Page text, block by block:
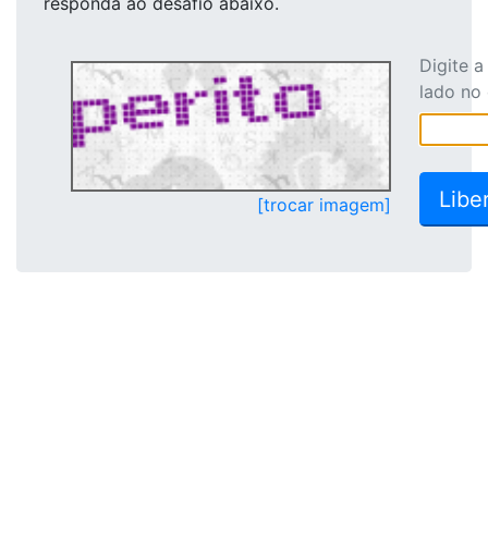
[trocar imagem]
Digite
lado no